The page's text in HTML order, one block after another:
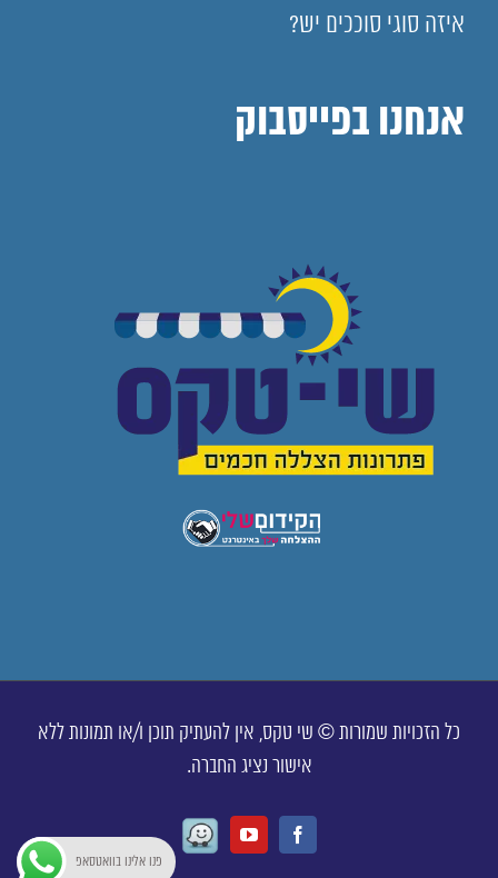
איזה סוגי סוככים יש?
אנחנו בפייסבוק
כל הזכויות שמורות © שי טקס, אין להעתיק תוכן ו/או תמונות ללא
אישור נציג החברה.
Facebook
Youtube
Waze
פנו אלינו בוואטסאפ